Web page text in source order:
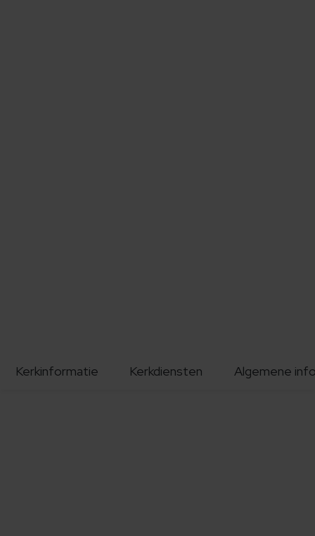
Kerkinformatie Kerkdiensten Algemene